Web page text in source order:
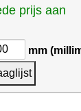
prijs aan
mm